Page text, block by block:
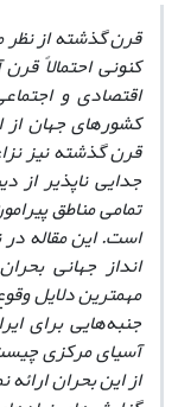
قرن گذشته از
کنونی احتمالاً
اقتصادی و
کشورهای جهان از
قرن گذشته نیز
جدایی ناپذیر از
تمامی مناطق
است. این مقاله
انداز جهانی
مهمترین دلایل
جنبه‌هایی برای
آسیای مرکزی
از این بحران